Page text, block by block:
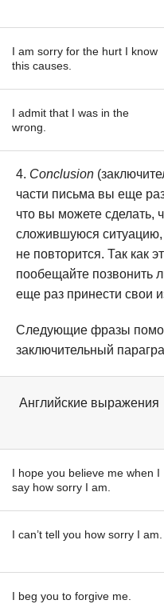
I am sorry for the hurt I know
this causes.
I admit that I was in the
wrong.
Conclusion
части письма вы еще
что вы можете сделать,
сложившуюся
не повторится. Так как
пообещайте позвонить
еще раз принести свои
Следующие фразы
заключительный
Английские выражения
I hope you believe me when I
say how sorry I am.
I can’t tell you how sorry I am.
I beg you to forgive me.